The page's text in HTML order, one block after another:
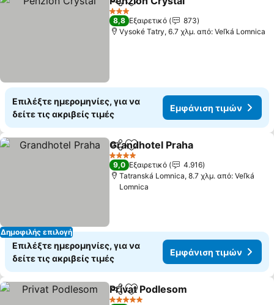
Κοινοποίηση
Προσθήκη στα αγαπημένα
3 Αστέρια
8,8 Εξαιρετικό
873
Vysoké Tatry, 6.7 χλμ. από: Veľká Lomnica
Επιλέξτε ημερομηνίες, για να
δείτε τις ακριβείς τιμές
Εμφάνιση τιμών
Δημοφιλής επιλογή
Κοινοποίηση
Προσθήκη στα αγαπημένα
Grandhotel Praha
4 Αστέρια
9,0 Εξαιρετικό
4.916
Tatranská Lomnica, 8.7 χλμ. από: Veľká
Lomnica
Επιλέξτε ημερομηνίες, για να
δείτε τις ακριβείς τιμές
Εμφάνιση τιμών
Κοινοποίηση
Προσθήκη στα αγαπημένα
Privat Podlesom